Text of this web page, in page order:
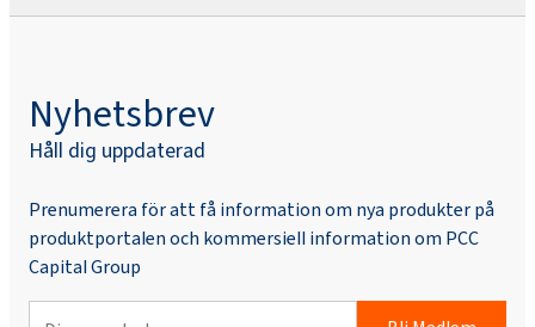
Nyhetsbrev
Håll dig uppdaterad
Prenumerera för att få information om nya produkter på
produktportalen och kommersiell information om PCC
Capital Group